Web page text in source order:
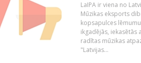
LaIPA ir viena no
Mūzikas eksports
kopsapulces
ikgadējās, iekasētās
radītas mūzikas
"Latvijas...